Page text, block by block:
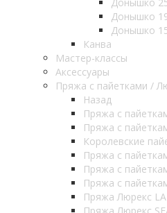
Донышко
Донышко
Канва
Мастер-классы
Аксессуары
Пряжа с пайетками /
Назад
Пряжа с
Пряжа с
Королевские
Пряжа с
Пряжа с
Пряжа с
Пряжа Люрекс